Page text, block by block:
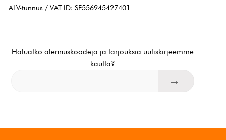
ALV-tunnus / VAT ID: SE556945427401
Haluatko alennuskoodeja ja tarjouksia uutiskirjeemme
kautta?